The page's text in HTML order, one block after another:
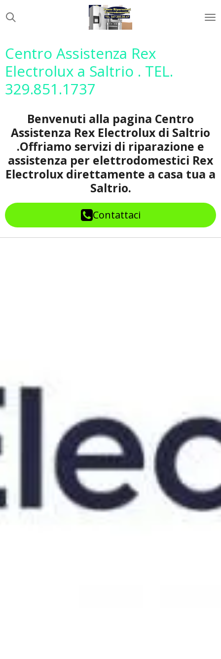
al
Centro Assistenza Rex
Electrolux a Saltrio . TEL.
329.851.1737
Benvenuti alla pagina Centro
Assistenza Rex Electrolux di Saltrio
.Offriamo servizi di riparazione e
assistenza per elettrodomestici Rex
Electrolux direttamente a casa tua a
Saltrio.
Contattaci